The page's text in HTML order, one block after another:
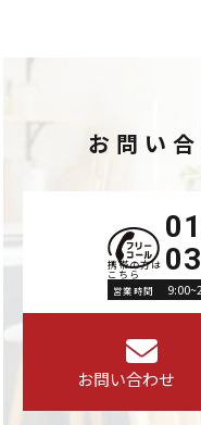
お問い
営業時間
お問い合わせ